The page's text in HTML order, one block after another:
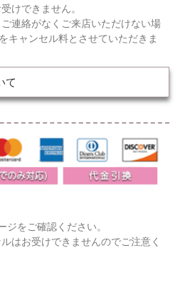
けできません。
連絡がなくご来店いただけない場
キャンセル料とさせていただきま
て
ジをご確認ください。
はお受けできませんのでご注意く